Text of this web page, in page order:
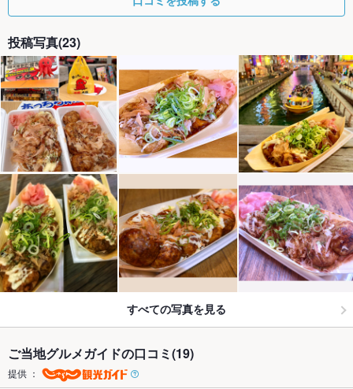
投稿写真(23)
すべての写真を見る
ご当地グルメガイドの口コミ(19)
提供 ：